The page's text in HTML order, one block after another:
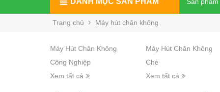
Trang chủ Máy hút chân không
Máy Hút Chân Không
Công Nghiệp
Xem tất cả
Máy Hút Chân Không
Chè
Xem tất cả